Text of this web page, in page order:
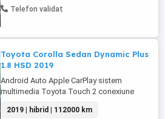
Telefon validat
Toyota Corolla Sedan Dynamic Plus
1.8 HSD 2019
Android Auto Apple CarPlay sistem
multimedia Toyota Touch 2 conexiune
Connected Services 6 difuzoare display
2019 | hibrid | 112000 km